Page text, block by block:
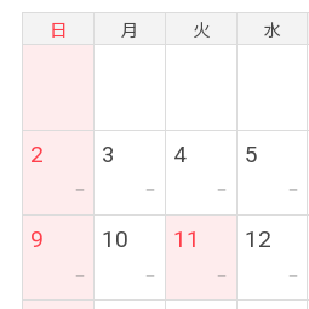
日 月 火 水
2
ー
3
ー
4
ー
5
ー
9
ー
10
ー
11
ー
12
ー